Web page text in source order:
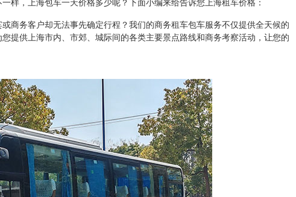
样，上海包车一天价格多少呢？下面小编来给告诉您上海租车价格：
商务客户却无法事先确定行程？我们的商务租车包车服务不仅提供全天候的
提供上海市内、市郊、城际间的各类主要景点路线和商务考察活动，让您的